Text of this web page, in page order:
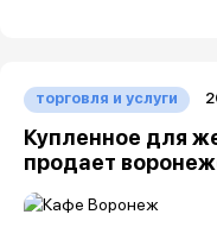
торговля и услуги
Купленное для
продает